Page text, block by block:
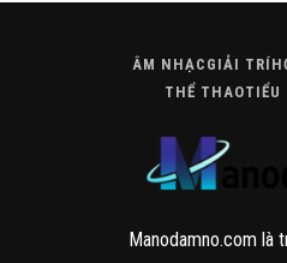
ÂM NHẠC GIẢI TRÍ
THỂ THAOTIỂU
Manodamno.com là